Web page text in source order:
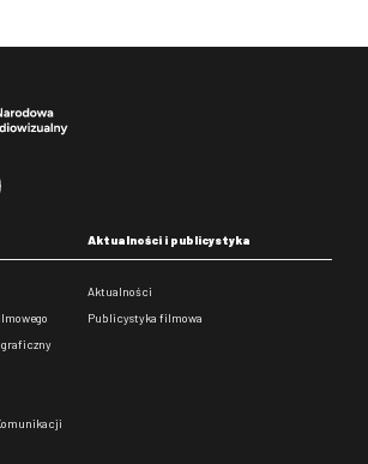
Aktualności i publicystyka
Aktualności
Publicystyka filmowa